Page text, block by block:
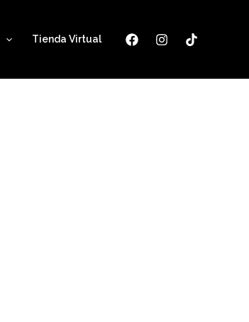
Tienda Virtual